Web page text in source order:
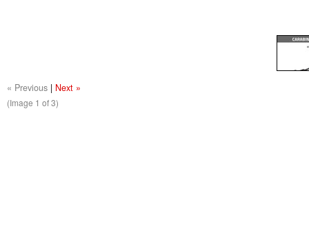
« Previous | Next »
(Image 1 of 3)